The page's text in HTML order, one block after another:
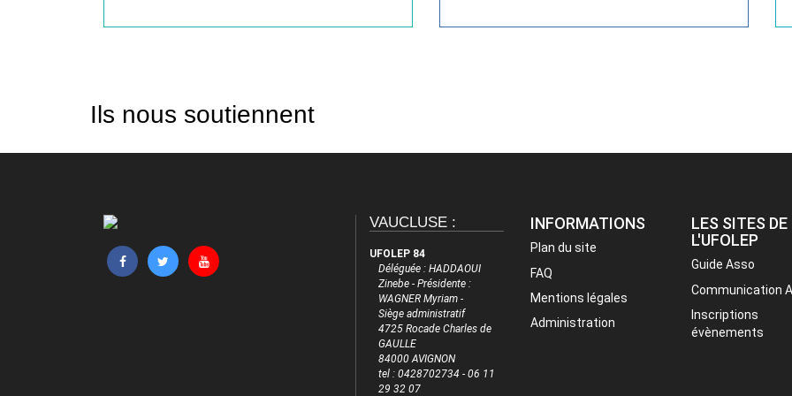
Ils nous soutiennent
VAUCLUSE :
UFOLEP 84
Déléguée : HADDAOUI
Zinebe - Présidente :
WAGNER Myriam -
Siège administratif
4725 Rocade Charles de
GAULLE
84000 AVIGNON
tel : 0428702734 - 06 11
29 32 07
INFORMATIONS
Plan du site
FAQ
Mentions légales
Administration
LES SITES DE
L'UFOLEP
Guide Asso
Communication
Inscriptions
évènements